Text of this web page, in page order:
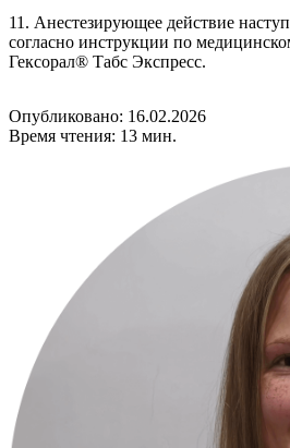
11. Анестезирующее действие
согласно инструкции по
Гексорал® Табс Экспресс.
Опубликовано: 16.02.2026
Время чтения: 13 мин.